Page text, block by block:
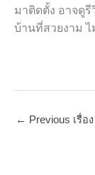
มาติดตั้ง อาจดู
บ้านที่สวยงาม
← Previous เรื่อง